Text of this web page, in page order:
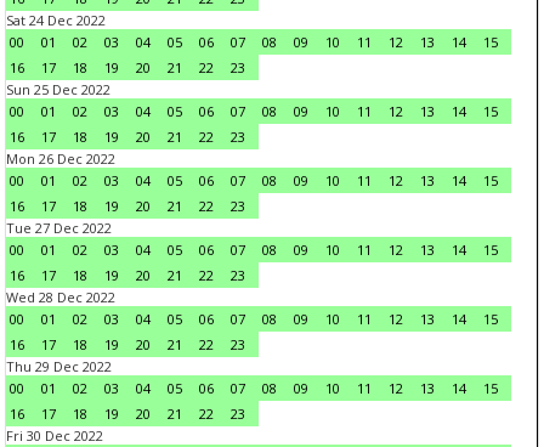
Sat 24 Dec 2022
00
01 02 03 04 05 06 07 08 09 10 11 12 13 14
15
16
17 18 19 20 21 22
23
Sun 25 Dec 2022
00
01 02 03 04 05 06 07 08 09 10 11 12 13 14
15
16
17 18 19 20 21 22
23
Mon 26 Dec 2022
00
01 02 03 04 05 06 07 08 09 10 11 12 13 14
15
16
17 18 19 20 21 22
23
Tue 27 Dec 2022
00
01 02 03 04 05 06 07 08 09 10 11 12 13 14
15
16
17 18 19 20 21 22
23
Wed 28 Dec 2022
00
01 02 03 04 05 06 07 08 09 10 11 12 13 14
15
16
17 18 19 20 21 22
23
Thu 29 Dec 2022
00
01 02 03 04 05 06 07 08 09 10 11 12 13 14
15
16
17 18 19 20 21 22
23
Fri 30 Dec 2022